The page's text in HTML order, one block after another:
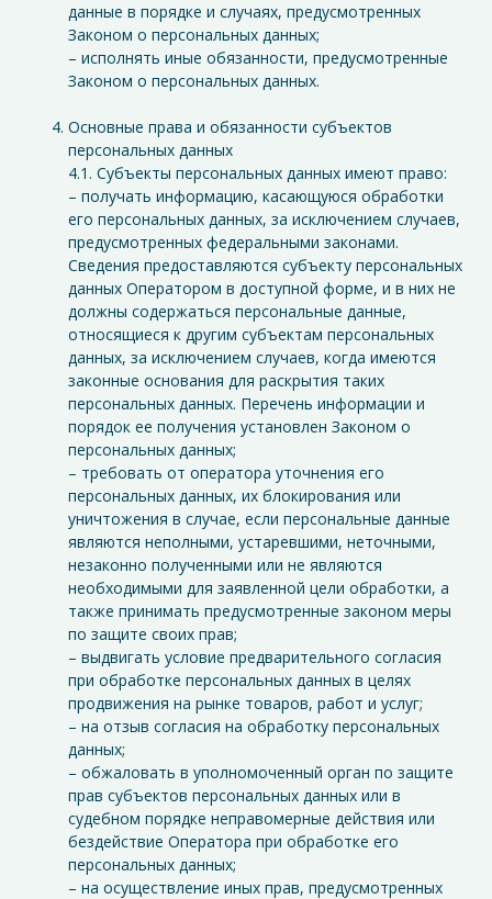
данные в порядке и случаях, предусмотренных
Законом о персональных данных;
– исполнять иные обязанности, предусмотренные
Законом о персональных данных.
Основные права и обязанности субъектов
персональных данных
4.1. Субъекты персональных данных имеют право:
– получать информацию, касающуюся обработки
его персональных данных, за исключением случаев,
предусмотренных федеральными законами.
Сведения предоставляются субъекту персональных
данных Оператором в доступной форме, и в них не
должны содержаться персональные данные,
относящиеся к другим субъектам персональных
данных, за исключением случаев, когда имеются
законные основания для раскрытия таких
персональных данных. Перечень информации и
порядок ее получения установлен Законом о
персональных данных;
– требовать от оператора уточнения его
персональных данных, их блокирования или
уничтожения в случае, если персональные данные
являются неполными, устаревшими, неточными,
незаконно полученными или не являются
необходимыми для заявленной цели обработки, а
также принимать предусмотренные законом меры
по защите своих прав;
– выдвигать условие предварительного согласия
при обработке персональных данных в целях
продвижения на рынке товаров, работ и услуг;
– на отзыв согласия на обработку персональных
данных;
– обжаловать в уполномоченный орган по защите
прав субъектов персональных данных или в
судебном порядке неправомерные действия или
бездействие Оператора при обработке его
персональных данных;
– на осуществление иных прав, предусмотренных